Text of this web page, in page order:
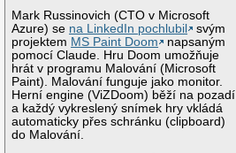
Mark Russinovich (CTO v Microsoft
Azure) se na LinkedIn pochlubil
svým
projektem MS Paint Doom
napsaným
pomocí Claude. Hru Doom umožňuje
hrát v programu Malování (Microsoft
Paint). Malování funguje jako monitor.
Herní engine (ViZDoom) běží na pozadí
a každý vykreslený snímek hry vkládá
automaticky přes schránku (clipboard)
do Malování.